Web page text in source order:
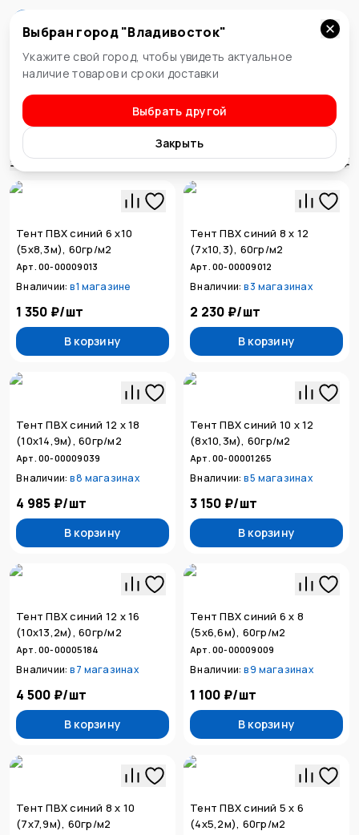
Владивосток
Выбран город "Владивосток"
Укажите свой город, чтобы увидеть актуальное
наличие товаров и сроки доставки
Выбрать другой
Закрыть
Организация рабочего места
Тенты
Сортировка
Тент ПВХ синий 6 х10
(5х8,3м), 60гр/м2
Арт. 00-00009013
В наличии: в1 магазине
1 350 ₽/шт
В корзину
Тент ПВХ синий 8 х 12
(7х10,3), 60гр/м2
Арт. 00-00009012
В наличии: в3 магазинах
2 230 ₽/шт
В корзину
Тент ПВХ синий 12 х 18
(10х14,9м), 60гр/м2
Арт. 00-00009039
В наличии: в8 магазинах
4 985 ₽/шт
В корзину
Тент ПВХ синий 10 х 12
(8х10,3м), 60гр/м2
Арт. 00-00001265
В наличии: в5 магазинах
3 150 ₽/шт
В корзину
Тент ПВХ синий 12 х 16
(10х13,2м), 60гр/м2
Арт. 00-00005184
В наличии: в7 магазинах
4 500 ₽/шт
В корзину
Тент ПВХ синий 6 х 8
(5х6,6м), 60гр/м2
Арт. 00-00009009
В наличии: в9 магазинах
1 100 ₽/шт
В корзину
Тент ПВХ синий 8 х 10
(7х7,9м), 60гр/м2
Тент ПВХ синий 5 х 6
(4х5,2м), 60гр/м2